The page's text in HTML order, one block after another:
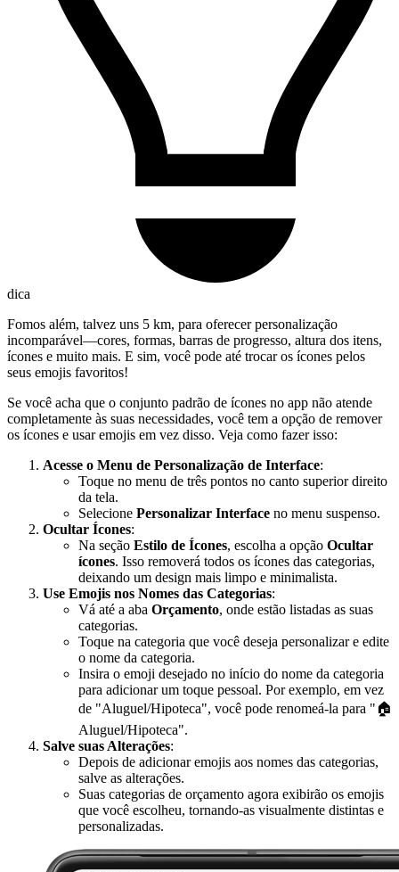
dica
Fomos além, talvez uns 5 km, para oferecer personalização
incomparável—cores, formas, barras de progresso, altura dos itens,
ícones e muito mais. E sim, você pode até trocar os ícones pelos
seus emojis favoritos!
Se você acha que o conjunto padrão de ícones no app não atende
completamente às suas necessidades, você tem a opção de remover
os ícones e usar emojis em vez disso. Veja como fazer isso:
Acesse o Menu de Personalização de Interface:
Toque no menu de três pontos no canto superior direito
da tela.
Selecione Personalizar Interface no menu suspenso.
Ocultar Ícones:
Na seção Estilo de Ícones, escolha a opção Ocultar
ícones. Isso removerá todos os ícones das categorias,
deixando um design mais limpo e minimalista.
Use Emojis nos Nomes das Categorias:
Vá até a aba Orçamento, onde estão listadas as suas
categorias.
Toque na categoria que você deseja personalizar e edite
o nome da categoria.
Insira o emoji desejado no início do nome da categoria
para adicionar um toque pessoal. Por exemplo, em vez
de "Aluguel/Hipoteca", você pode renomeá-la para "🏠
Aluguel/Hipoteca".
Salve suas Alterações:
Depois de adicionar emojis aos nomes das categorias,
salve as alterações.
Suas categorias de orçamento agora exibirão os emojis
que você escolheu, tornando-as visualmente distintas e
personalizadas.